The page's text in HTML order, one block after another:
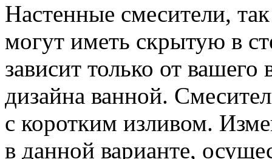
Настенные смесители,
могут иметь скрытую в
зависит только от
дизайна ванной.
с коротким изливом.
в данной варианте,